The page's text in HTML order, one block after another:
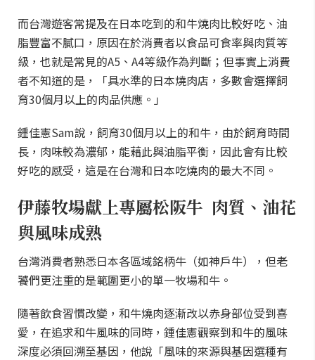
而台灣遊客常提及在日本吃到的和牛燒肉比較好吃、油
脂豐富不膩口，原因在於消費者以食品可食率與肉質等
級，也就是常見的A5、A4等級作為判斷；但事實上消費
者不知道的是，「具水準的日本燒肉店，多數會選擇飼
育30個月以上的肉品供應。」
鍾佳憲Sam說，飼育30個月以上的和牛，由於飼育時間
長，肉味較為濃郁，能藉此與油脂平衡，因此會有比較
好吃的感受，這是在台灣和日本吃燒肉的最大不同。
伊藤牧場獻上專屬松阪牛 肉質、油花
與風味成熟
台灣消費者熟悉日本各區域銘柄牛（如神戶牛），但老
饕們更注重的是範圍更小的單一牧場和牛。
隨著飲食習慣改變，和牛燒肉逐漸改以赤身部位受到喜
愛，在追求和牛風味的同時，鍾佳憲觀察到和牛的風味
深度必須回溯至基因，他說「風味的來源與基因選種有